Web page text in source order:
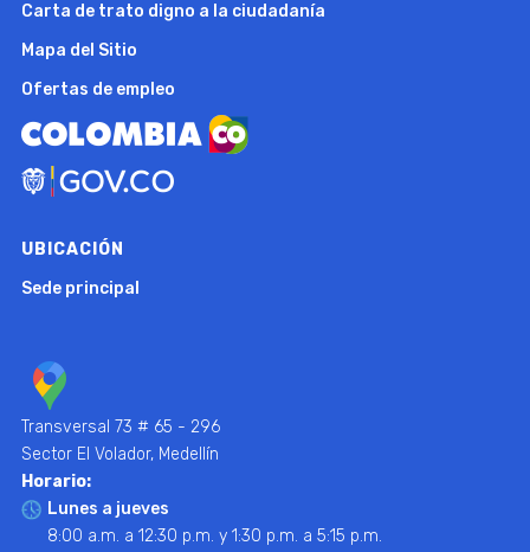
Carta de trato digno a la ciudadanía
Mapa del Sitio
Ofertas de empleo
UBICACIÓN
Sede principal
Transversal 73 # 65 - 296
Sector El Volador, Medellín
Horario:
Lunes a jueves
8:00 a.m. a 12:30 p.m. y 1:30 p.m. a 5:15 p.m.